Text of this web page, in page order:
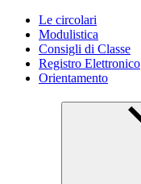
Le circolari
Modulistica
Consigli di Classe
Registro Elettronico
Orientamento